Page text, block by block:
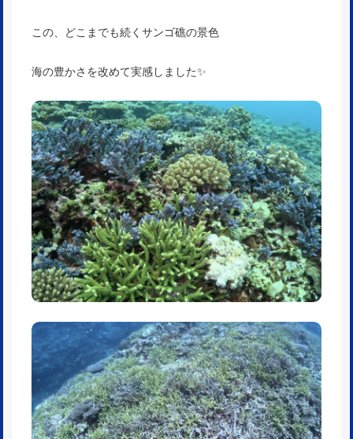
この、どこまでも続くサンゴ礁の景色
海の豊かさを改めて実感しました✨